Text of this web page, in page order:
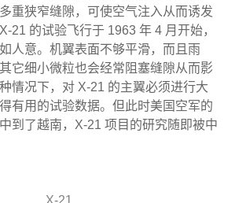
重狭窄缝隙，可使空气注入从而诱发
21 的试验飞行于 1963 年 4 月开始，
人意。机翼表面不够平滑，而且雨
它细小微粒也会经常阻塞缝隙从而影
情况下，对 X-21 的主翼必须进行大
有用的试验数据。但此时美国空军的
到了越南，X-21 项目的研究随即被中
X-21